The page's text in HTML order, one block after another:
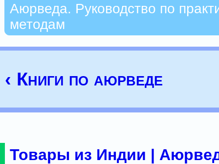
Аюрведа. Руководство по
методам
‹ Книги по аюрведе
Товары из Индии |